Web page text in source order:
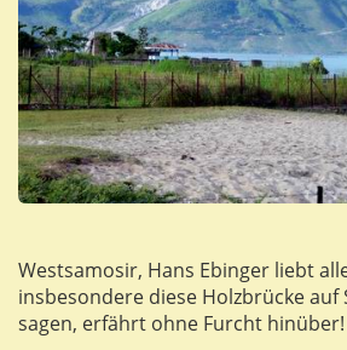
Westsamosir, Hans Ebinger liebt
insbesondere diese Holzbrücke auf
sagen, erfährt ohne Furcht hinüber!